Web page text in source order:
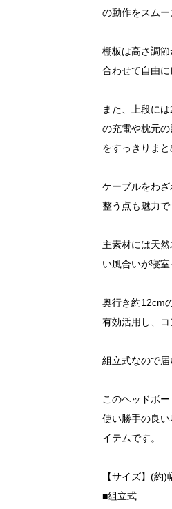
の動作をスムー
棚板は高さ調
合わせて自由に
また、上段に
の充電や枕元
をすっきりまと
ケーブルをわ
整う点も魅力で
主素材には天
い風合いが寝室
奥行き約12cm
有効活用し、コ
組立式なので届
このヘッドボ
使い勝手の良
イテムです。
【サイズ】(約
■組立式